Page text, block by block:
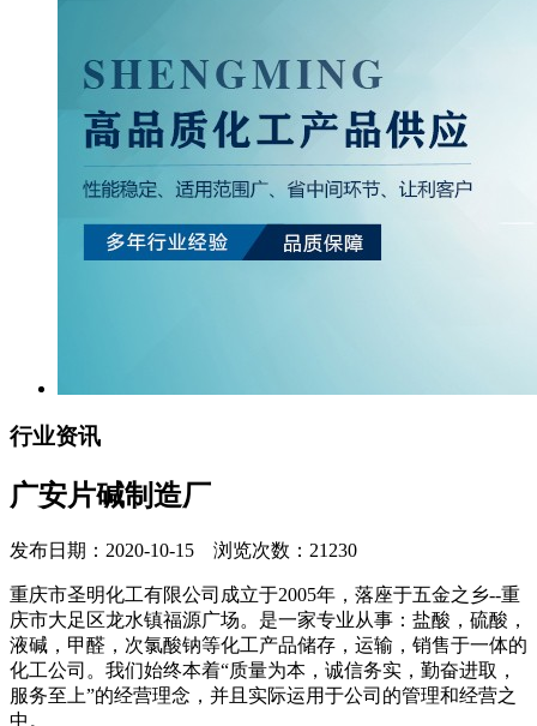
行业资讯
广安片碱制造厂
发布日期：2020-10-15 浏览次数：21230
重庆市圣明化工有限公司成立于2005年，落座于五金之乡--重
庆市大足区龙水镇福源广场。是一家专业从事：盐酸，硫酸，
液碱，甲醛，次氯酸钠等化工产品储存，运输，销售于一体的
化工公司。我们始终本着“质量为本，诚信务实，勤奋进取，
服务至上”的经营理念，并且实际运用于公司的管理和经营之
中。